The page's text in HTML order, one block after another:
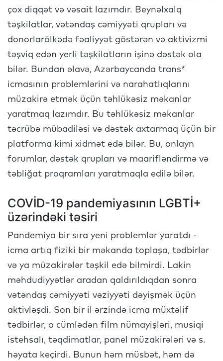
çox diqqət və vəsait lazımdır. Beynəlxalq
təşkilatlar, vətəndaş cəmiyyəti qrupları və
donorlarölkədə fəaliyyət göstərən və aktivizmi
təşviq edən yerli təşkilatların işinə dəstək ola
bilər. Bundan əlavə, Azərbaycanda trans*
icmasının problemlərini və narahatlıqlarını
müzakirə etmək üçün təhlükəsiz məkanlar
yaratmaq lazımdır. Bu təhlükəsiz məkanlar
təcrübə mübadiləsi və dəstək axtarmaq üçün bir
platforma kimi xidmət edə bilər. Bu, onlayn
forumlar, dəstək qrupları və maarifləndirmə və
təbliğat proqramları yaratmaqla edilə bilər.
COVİD-19 pandemiyasının LGBTİ+
üzərindəki təsiri
Pandemiya bir sıra yeni problemlər yaratdı -
icma artıq fiziki bir məkanda toplaşa, tədbirlər
və ya müzakirələr təşkil edə bilmirdi. Lakin
məhdudiyyətlər aradan qaldırıldıqdan sonra
vətəndaş cəmiyyəti vəziyyəti dəyişmək üçün
aktivləşdi. Son bir il ərzində icma müxtəlif
tədbirlər, o cümlədən film nümayişləri, musiqi
istehsalı, təqdimatlar, panel müzakirələri və s.
həyata keçirdi. Bunun həm müsbət, həm də